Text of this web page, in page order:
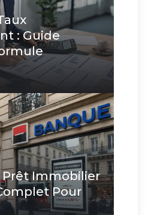
: Guide
Prêt Immobilier
Pour